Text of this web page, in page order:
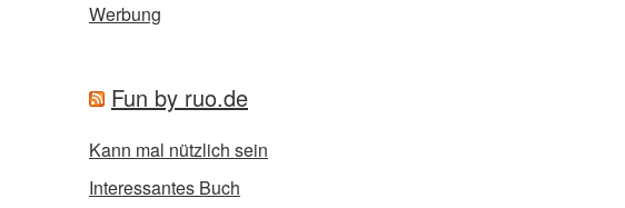
Werbung
Fun by ruo.de
Kann mal nützlich sein
Interessantes Buch